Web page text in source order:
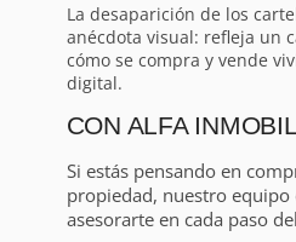
La desaparición de los
anécdota visual: refleja un
cómo se compra y vende
digital.
CON ALFA
Si estás pensando en
propiedad, nuestro equipo
asesorarte en cada paso